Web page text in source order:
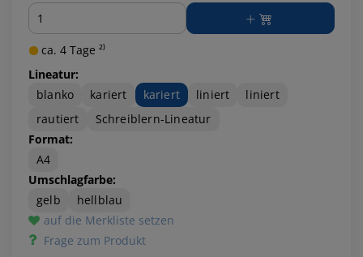
Menge
ca. 4 Tage ²⁾
Lineatur:
blanko
kariert kariert liniert
liniert
rautiert
Schreiblern-Lineatur
Format:
A4
Umschlagfarbe:
gelb
hellblau
auf die Merkliste setzen
Frage zum Produkt